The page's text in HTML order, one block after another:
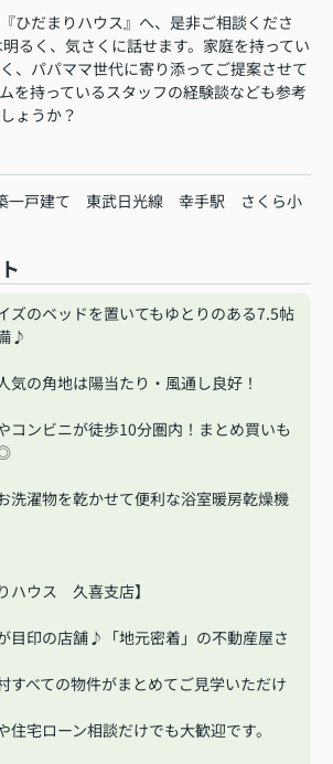
ひだまりハウス』へ、是非ご相談くださ
るく、気さくに話せます。家庭を持ってい
、パパママ世代に寄り添ってご提案させて
を持っているスタッフの経験談なども参考
ょうか？
一戸建て 東武日光線 幸手駅
さくら小
ズのベッドを置いてもゆとりのある7.5帖
♪
気の角地は陽当たり・風通し良好！
コンビニが徒歩10分圏内！まとめ買いも
洗濯物を乾かせて便利な浴室暖房乾燥機
ハウス 久喜支店】
目印の店舗♪「地元密着」の不動産屋さ
すべての物件がまとめてご見学いただけ
住宅ローン相談だけでも大歓迎です。